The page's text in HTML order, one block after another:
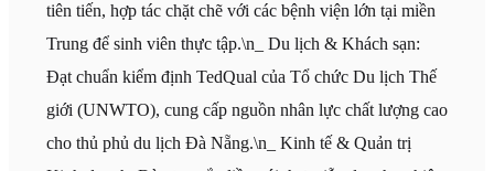
tiên tiến, hợp tác chặt chẽ với các bệnh viện lớn tại miền
Trung để sinh viên thực tập.\n_ Du lịch & Khách sạn:
Đạt chuẩn kiểm định TedQual của Tổ chức Du lịch Thế
giới (UNWTO), cung cấp nguồn nhân lực chất lượng cao
cho thủ phủ du lịch Đà Nẵng.\n_ Kinh tế & Quản trị